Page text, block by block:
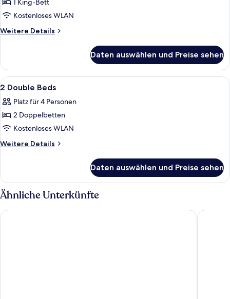
barrierefrei
Shower)
Kostenloses WLAN
Weitere Details
Weitere
1 King-
Bett,
barrierefrei
Shower)
Daten auswählen und Preise sehen
Alle
Fotos
für
2
Double
Beds
Zimmersafe, Schreibtisch,
5
2 Double Beds
Platz für 4 Personen
2 Doppelbetten
Kostenloses WLAN
Weitere Details
Weitere
Double
Beds
Daten auswählen und Preise sehen
Ähnliche Unterkünfte
Renaissance Newport Beach Hotel